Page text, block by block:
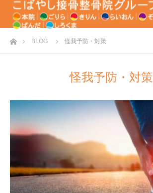
ホームBLOG 怪我予防・対策
怪我予防・対策